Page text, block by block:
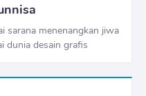
sarana menenangkan jiwa
dunia desain grafis